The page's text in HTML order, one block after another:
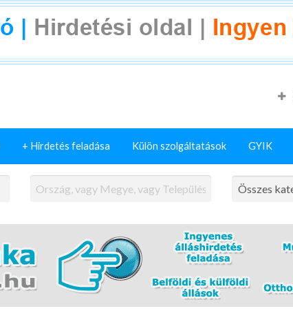
+ Hirdetés feladása Külön szolgáltatások GYIK